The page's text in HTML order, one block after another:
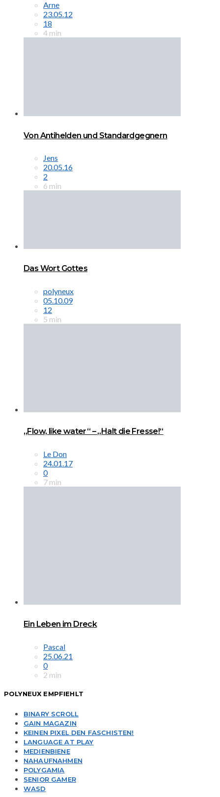
Arne
23.05.12
18
4 min
Von Antihelden und Standardgegnern
Jens
20.05.16
2
6 min
Das Wort Gottes
polyneux
05.10.09
12
5 min
„Flow, like water“ – „Halt die Fresse!“
Le Don
24.01.17
0
7 min
Ein Leben im Dreck
Pascal
25.06.21
0
2 min
POLYNEUX EMPFIEHLT
BINARY SCROLL
GAIN MAGAZIN
KEINEN PIXEL DEN FASCHISTEN!
LANGUAGE AT PLAY
MEDIENBIENE
NAHAUFNAHMEN
POLYGAMIA
SENIOR GAMER
WASD